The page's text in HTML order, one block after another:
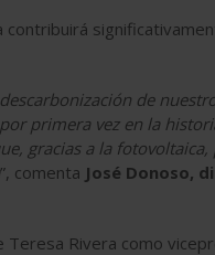
de
primera vez en la
gracias a la
”, comenta José Donoso,
Rivera como